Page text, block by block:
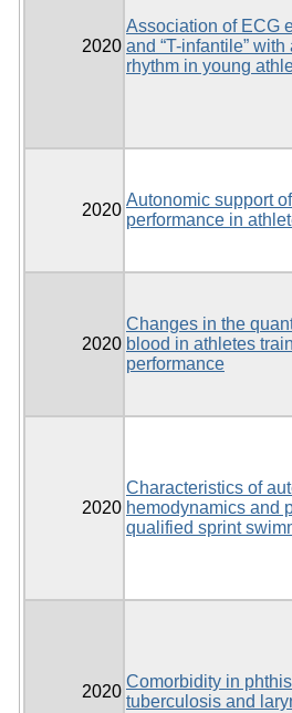
2020
Association of ECG
and “T-infantile”
rhythm in young
2020
Autonomic support
performance in
2020
Changes in the
blood in athletes
performance
2020
Characteristics of
hemodynamics and
qualified sprint
2020
Comorbidity in
tuberculosis and